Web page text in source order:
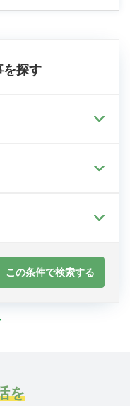
を探す
この条件で検索する
を